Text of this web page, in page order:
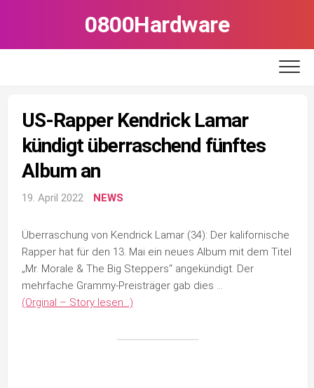
0800Hardware
US-Rapper Kendrick Lamar
kündigt überraschend fünftes
Album an
19. April 2022 NEWS
Überraschung von Kendrick Lamar (34): Der kalifornische
Rapper hat für den 13. Mai ein neues Album mit dem Titel
„Mr. Morale & The Big Steppers“ angekündigt. Der
mehrfache Grammy-Preisträger gab dies …
(Orginal – Story lesen…)